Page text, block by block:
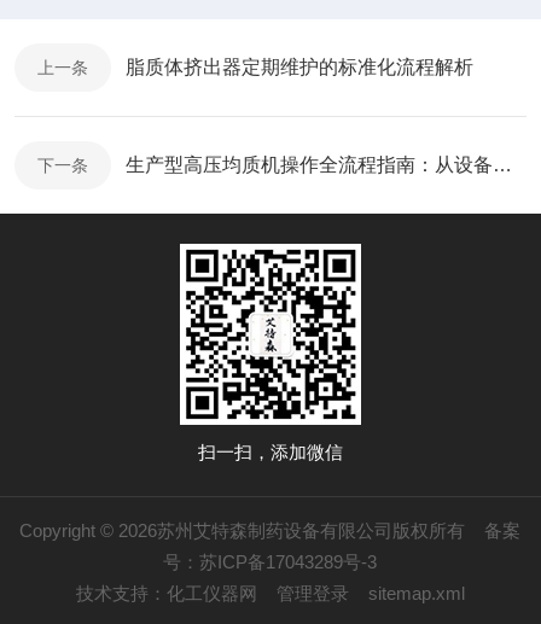
上一条 脂质体挤出器定期维护的标准化流程解析
下一条 生产型高压均质机操作全流程指南：从设备调试到高效生产
扫一扫，添加微信
Copyright © 2026苏州艾特森制药设备有限公司版权所有 备案
号：苏ICP备17043289号-3
技术支持： 化工仪器网 管理登录 sitemap.xml